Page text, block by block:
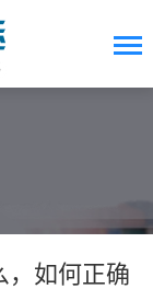
，如何正确